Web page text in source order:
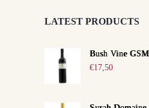
LATEST PRODUCTS
Bush Vine
€17,50